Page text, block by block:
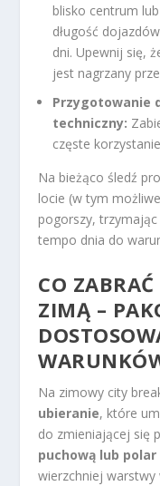
blisko centrum
długość
dni. Upewnij się,
jest nagrzany
Przygotowanie
techniczny:
częste
Na bieżąco śledź
locie (w tym
pogorszy,
tempo dnia do
CO
ZIMĄ –
Na zimowy city
ubieranie, które
do zmieniającej się
puchową lub polar
wierzchniej warstwy